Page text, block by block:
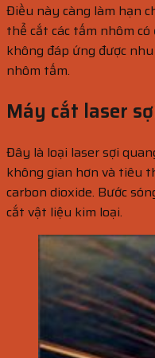
Điều này càng làm hạn
thể cắt các tấm nhôm
không đáp ứng được
nhôm tấm.
Máy cắt laser
Đây là loại laser sợi
không gian hơn và tiêu
carbon dioxide. Bước
cắt vật liệu kim loại.